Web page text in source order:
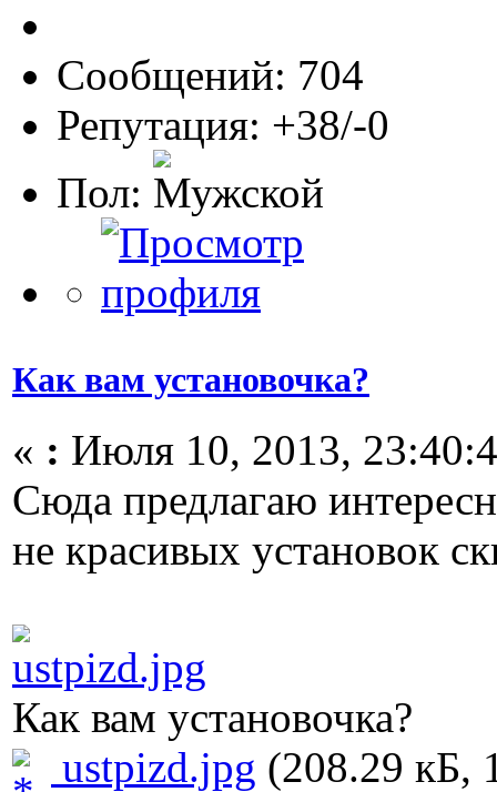
Сообщений: 704
Репутация: +38/-0
Пол:
Как вам установочка?
« : Июля 10, 2013,
Сюда предлагаю
не красивых установок
Как вам установочка?
ustpizd.jpg (208.29 кБ,